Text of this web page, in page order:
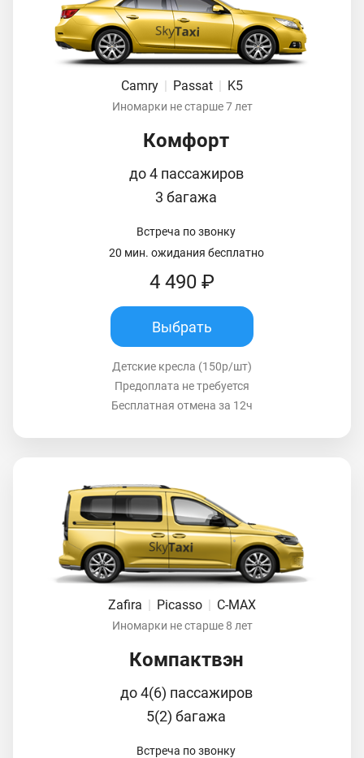
Camry Passat K5
Иномарки не старше 7 лет
Комфорт
до 4 пассажиров
3 багажа
Встреча по звонку
20 мин. ожидания бесплатно
4 490 ₽
Выбрать
Детские кресла (150р/шт)
Предоплата не требуется
Бесплатная отмена за 12ч
Zafira | Picasso | C-MAX
Иномарки не старше 8 лет
Компактвэн
до 4(6) пассажиров
5(2) багажа
Встреча по звонку